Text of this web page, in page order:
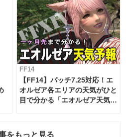
FF14
【FF14】パッチ7.25対応！エ
オルゼア各エリアの天気がひと
目で分かる「エオルゼア天気予
をもっと見る